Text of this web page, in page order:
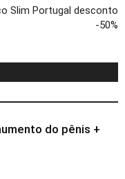
Slim Portugal desconto
-50%
do pênis +